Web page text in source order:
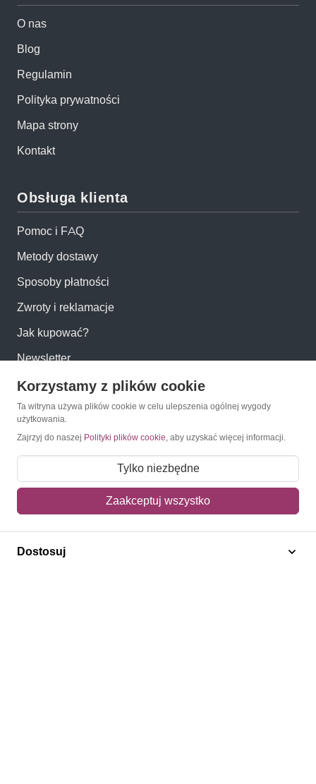
O nas
Blog
Regulamin
Polityka prywatności
Mapa strony
Kontakt
Obsługa klienta
Pomoc i FAQ
Metody dostawy
Sposoby płatności
Zwroty i reklamacje
Jak kupować?
Newsletter
Konto
Moje konto
Mój koszyk
Adres dostawy
Polecamy
Korzystamy z plików cookie
Ta witryna używa plików cookie w celu ulepszenia ogólnej wygody
użytkowania.
Zajrzyj do naszej Polityki plików cookie, aby uzyskać więcej informacji.
Tylko niezbędne
Zaakceptuj wszystko
Dostosuj